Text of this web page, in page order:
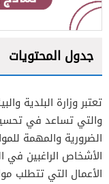
جدول المحتويات
2
تعتبر وزارة البلدية
والتي تساعد في
الضرورية والمهمة
الأشخاص الراغبين في
الأعمال التي تتطلب